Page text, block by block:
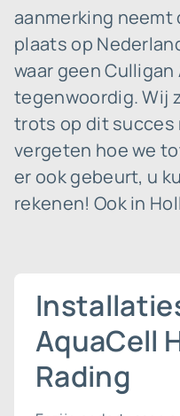
aanmerking
plaats op
waar geen
tegenwoordig. Wij
trots op dit succes
vergeten hoe we
er ook gebeurt, u
rekenen! Ook in
AquaCell
Rading